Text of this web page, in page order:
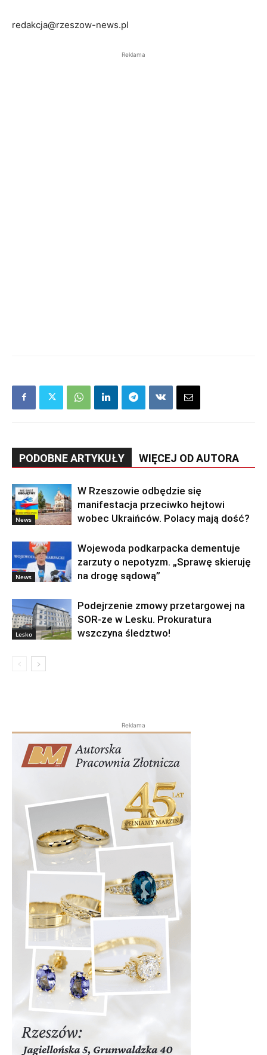
redakcja@rzeszow-news.pl
Reklama
PODOBNE ARTYKUŁY WIĘCEJ OD AUTORA
News
W Rzeszowie odbędzie się
manifestacja przeciwko hejtowi
wobec Ukraińców. Polacy mają dość?
News
Wojewoda podkarpacka dementuje
zarzuty o nepotyzm. „Sprawę skieruję
na drogę sądową”
Lesko
Podejrzenie zmowy przetargowej na
SOR-ze w Lesku. Prokuratura
wszczyna śledztwo!
Reklama